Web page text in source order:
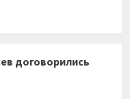
договорились